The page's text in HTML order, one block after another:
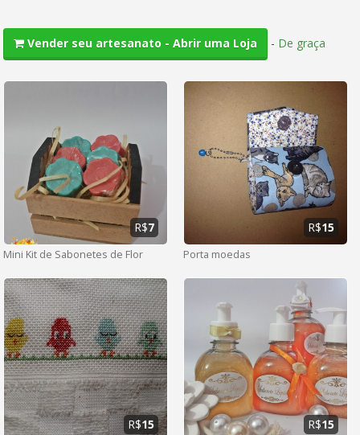
Vender seu artesanato - Abrir uma Loja - De graça
Mini Kit de Sabonetes de Flor
R$7
Porta moedas
R$15
R$15 R$15